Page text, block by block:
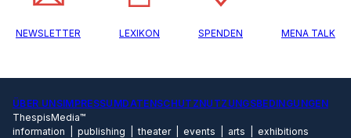
NEWSLETTER LEXIKON SPENDEN MENA TALK
ÜBER UNSIMPRESSUMDATENSCHUTZNUTZUNGSBEDINGUNGEN
ThespisMedia™
information | publishing | theater | events | arts | exhibitions